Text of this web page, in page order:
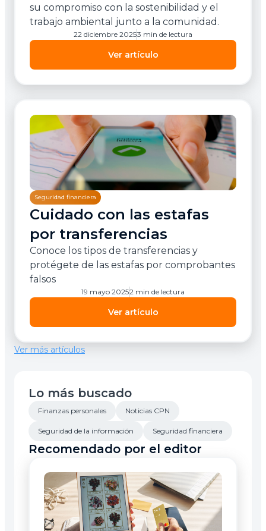
su compromiso con la sostenibilidad y el
trabajo ambiental junto a la comunidad.
Ver artículo
22 diciembre 20253 min de lectura
Seguridad financiera
Cuidado con las estafas
por transferencias
Conoce los tipos de transferencias y
protégete de las estafas por comprobantes
falsos
Ver artículo
19 mayo 20252 min de lectura
Ver más artículos
Lo más buscado
Finanzas personales Noticias CPN
Seguridad de la información Seguridad financiera
Recomendado por el editor